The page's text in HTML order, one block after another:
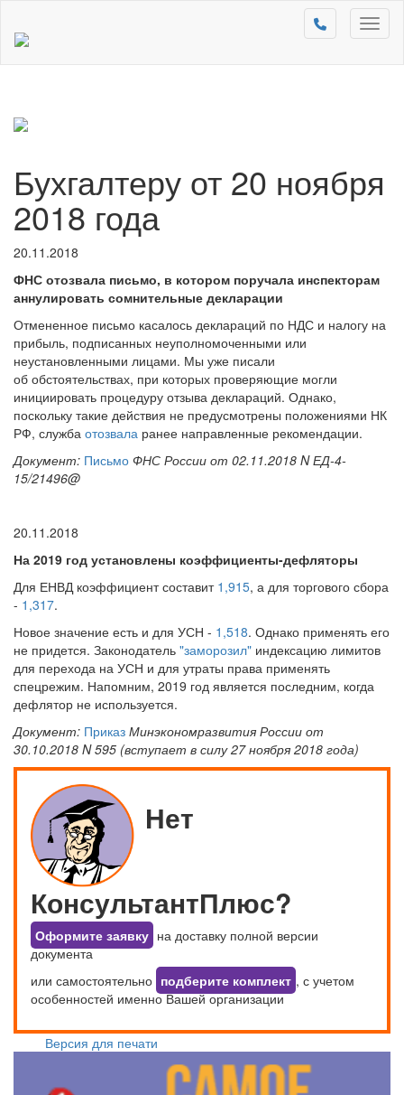
Бухгалтеру от 20 ноября
2018 года
20.11.2018
ФНС отозвала письмо, в котором поручала инспекторам
аннулировать сомнительные декларации
Отмененное письмо касалось деклараций по НДС и налогу на
прибыль, подписанных неуполномоченными или
неустановленными лицами. Мы уже писали
об обстоятельствах, при которых проверяющие могли
инициировать процедуру отзыва деклараций. Однако,
поскольку такие действия не предусмотрены положениями НК
РФ, служба отозвала ранее направленные рекомендации.
Документ: Письмо ФНС России от 02.11.2018 N ЕД-4-
15/21496@
20.11.2018
На 2019 год установлены коэффициенты-дефляторы
Для ЕНВД коэффициент составит 1,915, а для торгового сбора
- 1,317.
Новое значение есть и для УСН - 1,518. Однако применять его
не придется. Законодатель "заморозил" индексацию лимитов
для перехода на УСН и для утраты права применять
спецрежим. Напомним, 2019 год является последним, когда
дефлятор не используется.
Документ: Приказ Минэкономразвития России от
30.10.2018 N 595 (вступает в силу 27 ноября 2018 года)
Нет
КонсультантПлюс?
Оформите заявку на доставку полной версии
документа
или самостоятельно подберите комплект , с учетом
особенностей именно Вашей организации
Версия для печати